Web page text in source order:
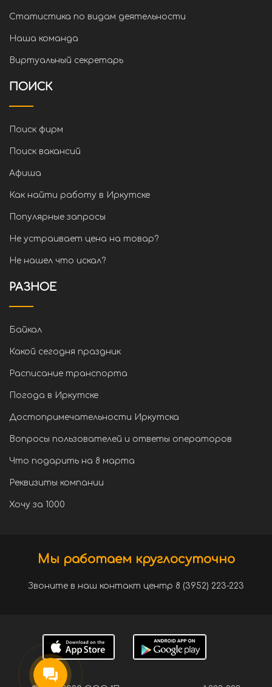
Статистика по видам деятельности
Наша команда
Виртуальный секретарь
ПОИСК
Поиск фирм
Поиск вакансий
Афиша
Как найти работу в Иркутске
Популярные запросы
Не устраивает цена на товар?
Не нашел что искал?
РАЗНОЕ
Байкал
Какой сегодня праздник
Расписание транспорта
Погода в Иркутске
Достопримечательности Иркутска
Вопросы пользователей и ответы операторов
Что подарить на 8 марта
Реквизиты компании
Хочу за 1000
Мы работаем круглосуточно
Звоните в наш контакт центр 8 (3952) 223-223